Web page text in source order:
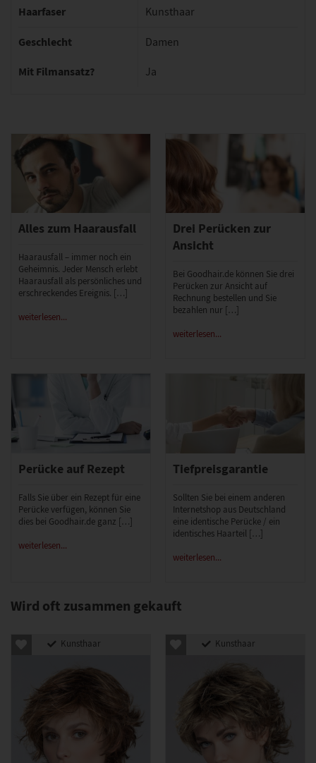
Haarfaser Kunsthaar
Geschlecht Damen
Mit Filmansatz? Ja
Alles zum Haarausfall
Haarausfall – immer noch ein
Geheimnis. Jeder Mensch erlebt
Haarausfall als persönliches und
erschreckendes Ereignis. […]
weiterlesen...
Drei Perücken zur
Ansicht
Bei Goodhair.de können Sie drei
Perücken zur Ansicht auf
Rechnung bestellen und Sie
bezahlen nur […]
weiterlesen...
Perücke auf Rezept
Falls Sie über ein Rezept für eine
Perücke verfügen, können Sie
dies bei Goodhair.de ganz […]
weiterlesen...
Tiefpreisgarantie
Sollten Sie bei einem anderen
Internetshop aus Deutschland
eine identische Perücke / ein
identisches Haarteil […]
weiterlesen...
Wird oft zusammen gekauft
Kunsthaar Kunsthaar